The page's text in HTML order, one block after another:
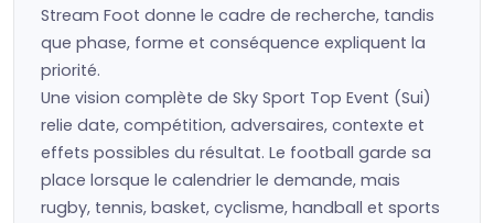
Stream Foot donne le cadre de recherche, tandis
que phase, forme et conséquence expliquent la
priorité.
Une vision complète de Sky Sport Top Event (Sui)
relie date, compétition, adversaires, contexte et
effets possibles du résultat. Le football garde sa
place lorsque le calendrier le demande, mais
rugby, tennis, basket, cyclisme, handball et sports